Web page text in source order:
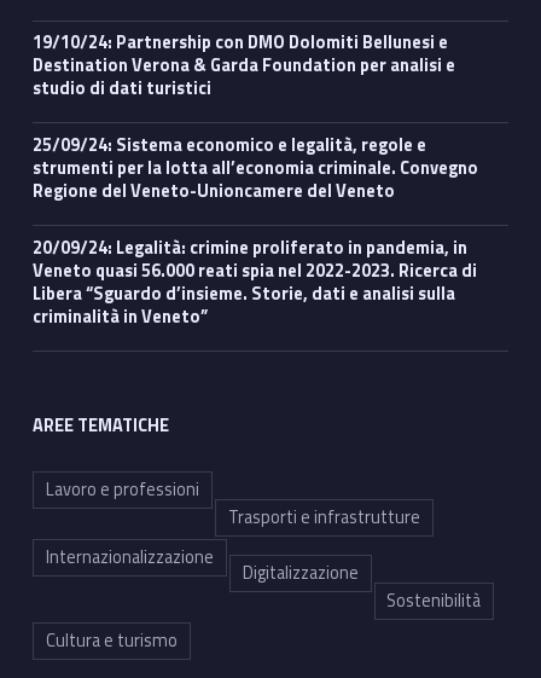
19/10/24: Partnership con DMO Dolomiti Bellunesi e
Destination Verona & Garda Foundation per analisi e
studio di dati turistici
25/09/24: Sistema economico e legalità, regole e
strumenti per la lotta all’economia criminale. Convegno
Regione del Veneto-Unioncamere del Veneto
20/09/24: Legalità: crimine proliferato in pandemia, in
Veneto quasi 56.000 reati spia nel 2022-2023. Ricerca di
Libera “Sguardo d’insieme. Storie, dati e analisi sulla
criminalità in Veneto”
AREE TEMATICHE
Lavoro e professioni
Trasporti e infrastrutture
Internazionalizzazione
Digitalizzazione
Sostenibilità
Cultura e turismo